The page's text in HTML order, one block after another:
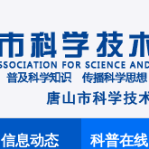
信息动态 科普在线